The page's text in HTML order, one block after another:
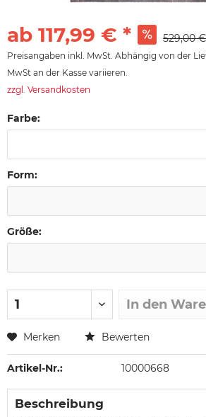
ab 117,99 € * 529,00
Preisangaben inkl. MwSt. Abhängig von der
MwSt an der Kasse variieren.
zzgl. Versandkosten
Farbe:
Form:
Größe:
In den
Merken Bewerten
Artikel-Nr.: 10000668
Beschreibung